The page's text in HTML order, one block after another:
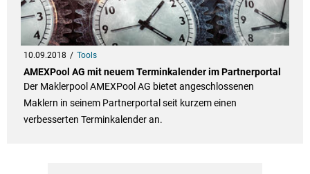
10.09.2018 Tools
AMEXPool AG mit neuem Terminkalender im Partnerportal
Der Maklerpool AMEXPool AG bietet angeschlossenen
Maklern in seinem Partnerportal seit kurzem einen
verbesserten Terminkalender an.